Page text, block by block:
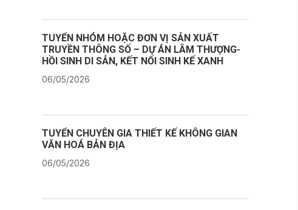
TUYỂN NHÓM HOẶC ĐƠN VỊ SẢN XUẤT
TRUYỀN THÔNG SỐ – DỰ ÁN LÂM THƯỢNG-
HỒI SINH DI SẢN, KẾT NỐI SINH KẾ XANH
06/05/2026
TUYỂN CHUYÊN GIA THIẾT KẾ KHÔNG GIAN
VĂN HOÁ BẢN ĐỊA
06/05/2026